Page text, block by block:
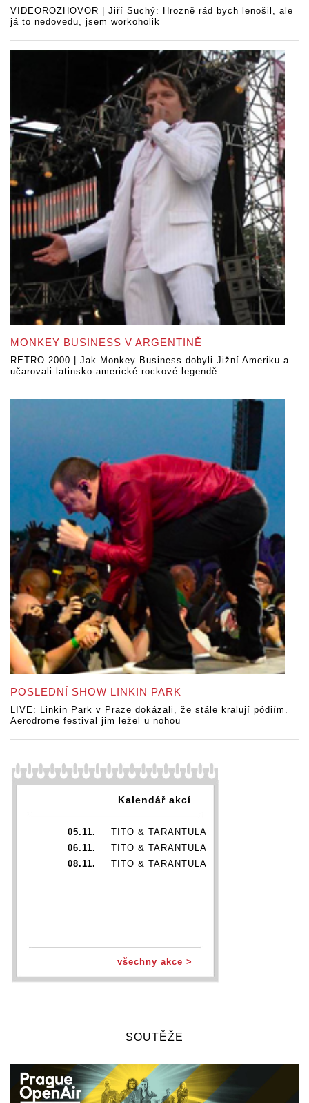
VIDEOROZHOVOR | Jiří Suchý: Hrozně rád bych lenošil, ale
já to nedovedu, jsem workoholik
MONKEY BUSINESS V ARGENTINĚ
RETRO 2000 | Jak Monkey Business dobyli Jižní Ameriku a
učarovali latinsko-americké rockové legendě
POSLEDNÍ SHOW LINKIN PARK
LIVE: Linkin Park v Praze dokázali, že stále kralují pódiím.
Aerodrome festival jim ležel u nohou
Kalendář akcí
05.11.
TITO & TARANTULA
06.11.
TITO & TARANTULA
08.11.
TITO & TARANTULA
všechny akce >
SOUTĚŽE